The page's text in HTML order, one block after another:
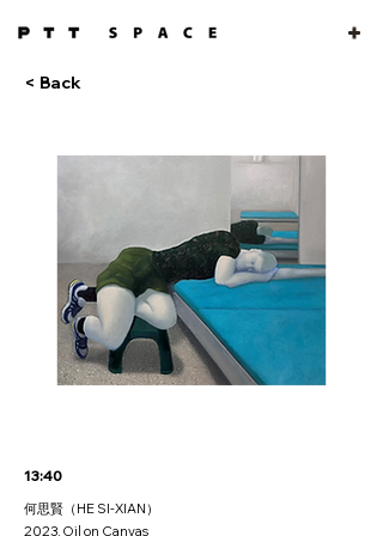
< Back
13:40
何思賢（HE SI-XIAN）
2023, Oil on Canvas